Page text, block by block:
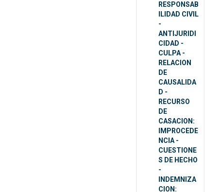
RESPONSAB
ILIDAD CIVIL
-
ANTIJURIDI
CIDAD -
CULPA -
RELACION
DE
CAUSALIDA
D -
RECURSO
DE
CASACION:
IMPROCEDE
NCIA -
CUESTIONE
S DE HECHO
-
INDEMNIZA
CION: